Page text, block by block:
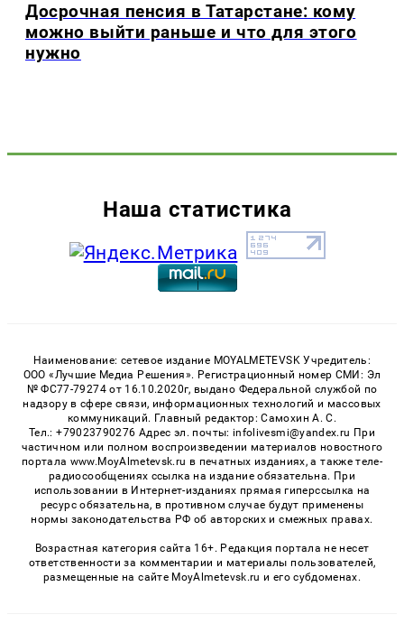
Досрочная пенсия в Татарстане: кому
можно выйти раньше и что для этого
нужно
Наша статистика
Наименование: сетевое издание MOYALMETEVSK Учредитель:
ООО «Лучшие Медиа Решения». Регистрационный номер СМИ: Эл
№ ФС77-79274 от 16.10.2020г, выдано Федеральной службой по
надзору в сфере связи, информационных технологий и массовых
коммуникаций. Главный редактор: Самохин А. С.
Тел.: +79023790276 Адрес эл. почты: infolivesmi@yandex.ru При
частичном или полном воспроизведении материалов новостного
портала www.MoyAlmetevsk.ru в печатных изданиях, а также теле-
радиосообщениях ссылка на издание обязательна. При
использовании в Интернет-изданиях прямая гиперссылка на
ресурс обязательна, в противном случае будут применены
нормы законодательства РФ об авторских и смежных правах.
Возрастная категория сайта 16+. Редакция портала не несет
ответственности за комментарии и материалы пользователей,
размещенные на сайте MoyAlmetevsk.ru и его субдоменах.